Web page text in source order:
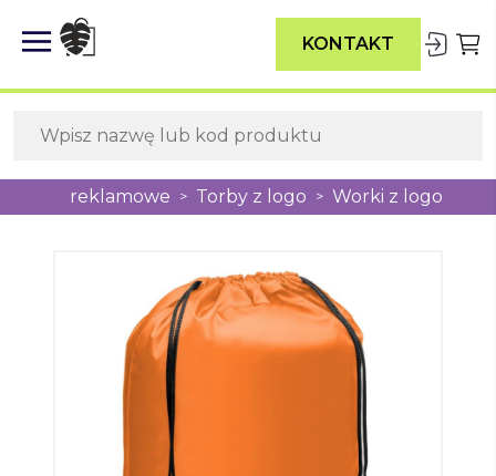
KONTAKT
reklamowe > Torby z logo > Worki z logo